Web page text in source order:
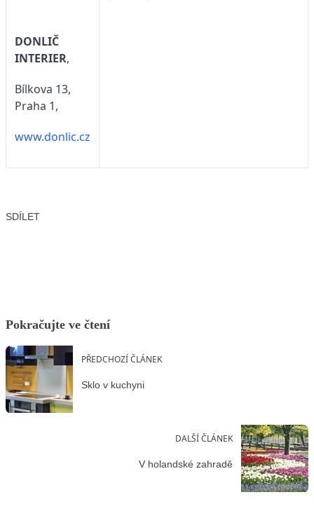
DONLIČ
INTERIER,
Bílkova 13,
Praha 1,
www.donlic.cz
SDÍLET
Pokračujte ve čtení
PŘEDCHOZÍ ČLÁNEK
Sklo v kuchyni
DALŠÍ ČLÁNEK
V holandské zahradě